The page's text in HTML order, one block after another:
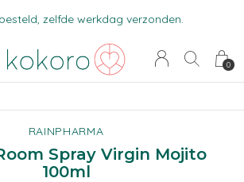
0
zelfde werkdag verzonden.
RAINPHARMA
Spray Virgin Mojito
100ml